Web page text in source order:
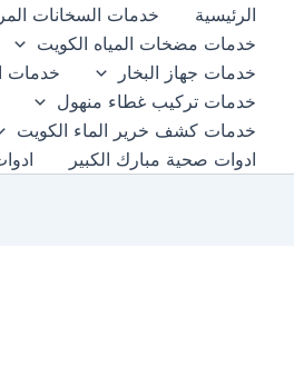
الرئيسية خدمات السخانات
خدمات مضخات المياه الكويت
خدمات جهاز البخار
خدمات
خدمات تركيب غطاء منهول
خدمات كشف خرير الماء الكويت
ادوات صحية مبارك الكبير